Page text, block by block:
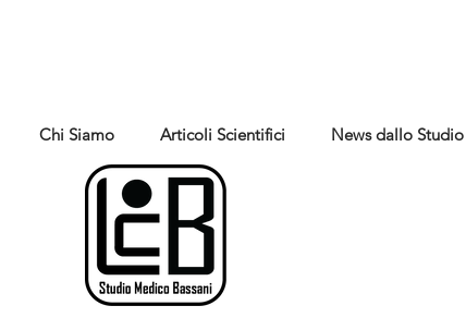
Chi Siamo Articoli Scientifici News dallo Studio